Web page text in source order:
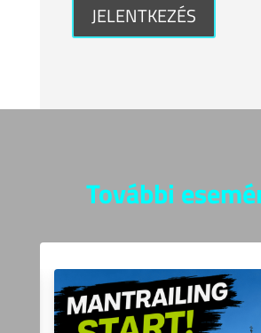
JELENTKEZÉS
További